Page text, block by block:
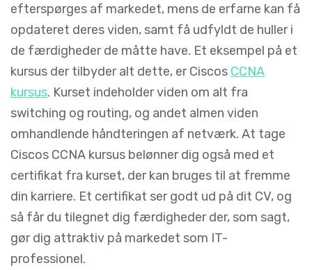
efterspørges af markedet, mens de erfarne kan få
opdateret deres viden, samt få udfyldt de huller i
de færdigheder de måtte have. Et eksempel på et
kursus der tilbyder alt dette, er Ciscos CCNA
kursus. Kurset indeholder viden om alt fra
switching og routing, og andet almen viden
omhandlende håndteringen af netværk. At tage
Ciscos CCNA kursus belønner dig også med et
certifikat fra kurset, der kan bruges til at fremme
din karriere. Et certifikat ser godt ud på dit CV, og
så får du tilegnet dig færdigheder der, som sagt,
gør dig attraktiv på markedet som IT-
professionel.